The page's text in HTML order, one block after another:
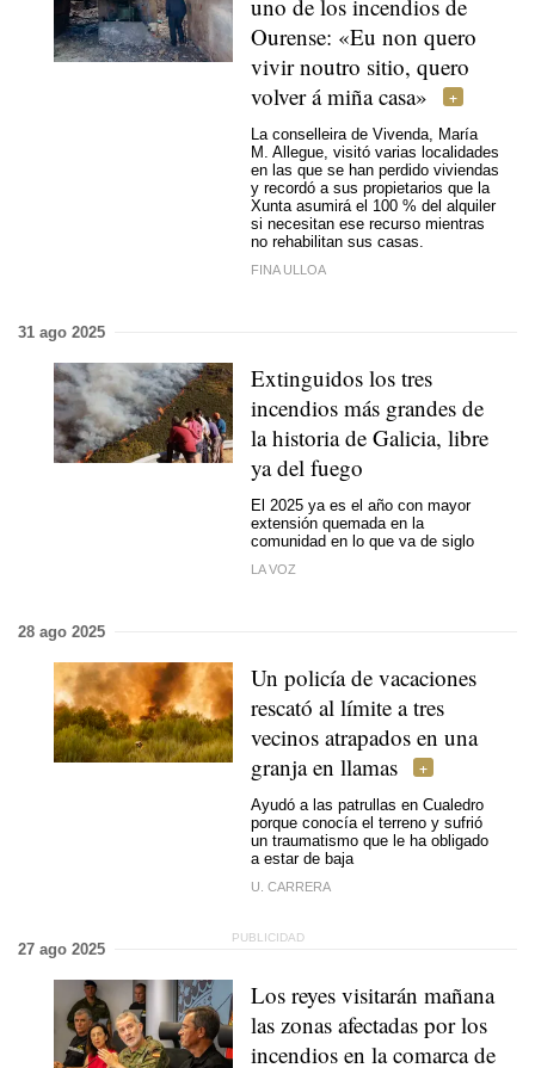
uno de los incendios de
Ourense: «Eu non quero
vivir noutro sitio, quero
volver á miña casa»
La conselleira de Vivenda, María
M. Allegue, visitó varias localidades
en las que se han perdido viviendas
y recordó a sus propietarios que la
Xunta asumirá el 100 % del alquiler
si necesitan ese recurso mientras
no rehabilitan sus casas.
FINA ULLOA
31 ago 2025
Extinguidos los tres
incendios más grandes de
la historia de Galicia, libre
ya del fuego
El 2025 ya es el año con mayor
extensión quemada en la
comunidad en lo que va de siglo
LA VOZ
28 ago 2025
Un policía de vacaciones
rescató al límite a tres
vecinos atrapados en una
granja en llamas
Ayudó a las patrullas en Cualedro
porque conocía el terreno y sufrió
un traumatismo que le ha obligado
a estar de baja
U. CARRERA
27 ago 2025
Los reyes visitarán mañana
las zonas afectadas por los
incendios en la comarca de